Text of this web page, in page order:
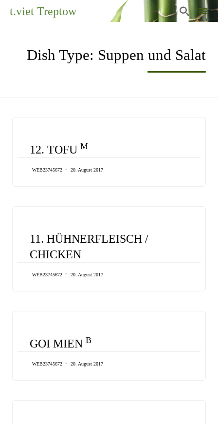
t.viet Treptow 
Dish Type: Suppen und Salat
12. TOFU M
WEB23745672 20. August 2017
11. HÜHNERFLEISCH /
CHICKEN
WEB23745672 20. August 2017
GOI MIEN B
WEB23745672 20. August 2017